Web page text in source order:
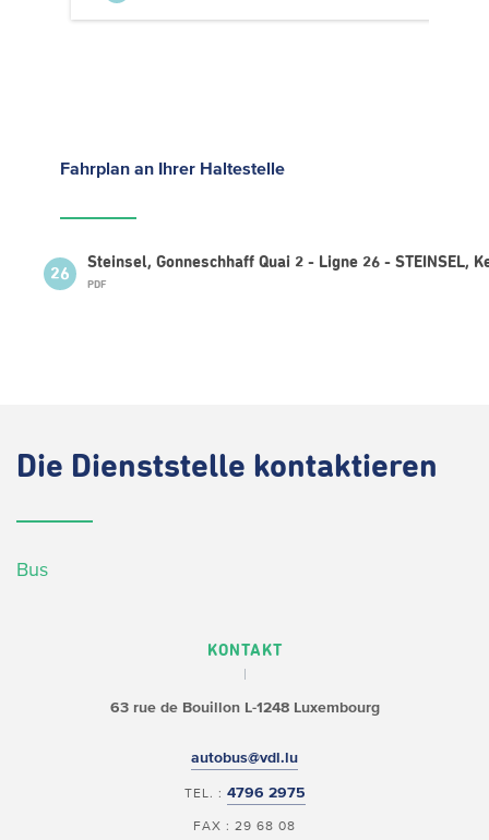
Fahrplan an Ihrer Haltestelle
26
Steinsel, Gonneschhaff Quai 2 - Ligne 26 - STEINSEL,
PDF
Die Dienststelle kontaktieren
Bus
KONTAKT
63 rue de BouillonL-1248 Luxembourg
autobus@vdl.lu
TEL. : 4796 2975
FAX : 29 68 08